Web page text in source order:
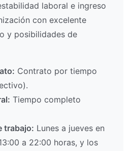
laboral e ingreso
con excelente
y posibilidades de
Contrato por tiempo
Tiempo completo
trabajo: Lunes a jueves en
a 22:00 horas, y los